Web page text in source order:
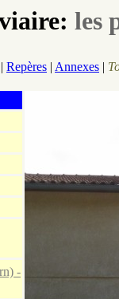
les
| Repères | Annexes |
-